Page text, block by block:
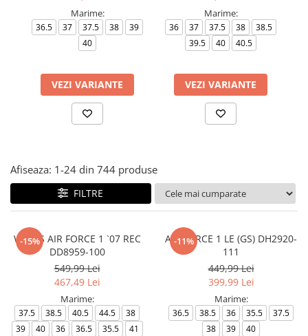
Marime:
36.5 37 37.5 38
39
40
VEZI VARIANTE
Marime:
36 37 37.5 38
38.5
39.5
40 40.5
VEZI VARIANTE
Afiseaza: 1-24 din 744 produse
FILTRE
-15%
WMNS AIR FORCE 1 `07 REC
DD8959-100
549,99 Lei
467,49 Lei
Marime:
37.5 38.5 40.5 44.5
38
39
40 36 36.5 35.5
41
-11%
AIR FORCE 1 LE (GS) DH2920-
111
449,99 Lei
399,99 Lei
Marime:
36.5 38.5 36 35.5
37.5
38
39 40